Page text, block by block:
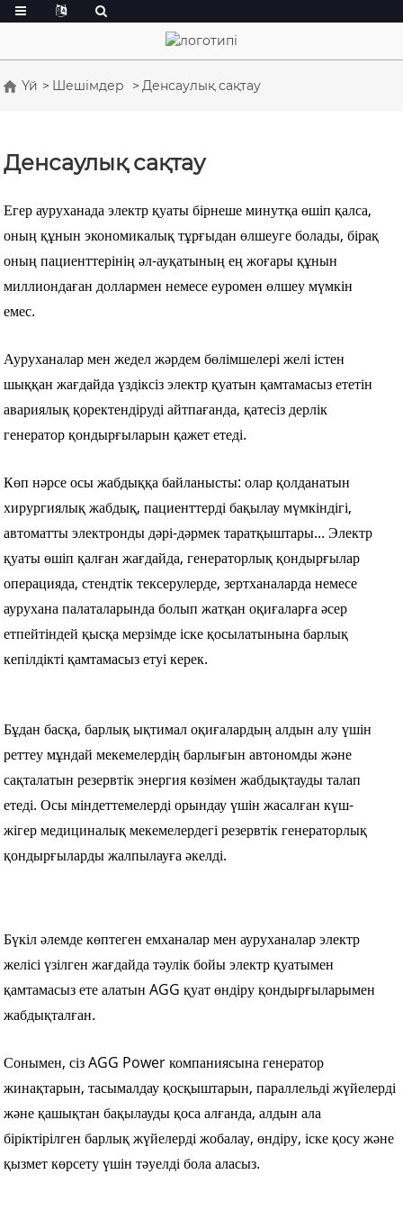
Үй Шешімдер Денсаулық сақтау
Денсаулық сақтау
Егер ауруханада электр қуаты бірнеше минутқа өшіп қалса,
оның құнын экономикалық тұрғыдан өлшеуге болады, бірақ
оның пациенттерінің әл-ауқатының ең жоғары құнын
миллиондаған доллармен немесе еуромен өлшеу мүмкін
емес.
Ауруханалар мен жедел жәрдем бөлімшелері желі істен
шыққан жағдайда үздіксіз электр қуатын қамтамасыз ететін
авариялық қоректендіруді айтпағанда, қатесіз дерлік
генератор қондырғыларын қажет етеді.
Көп нәрсе осы жабдыққа байланысты: олар қолданатын
хирургиялық жабдық, пациенттерді бақылау мүмкіндігі,
автоматты электронды дәрі-дәрмек таратқыштары... Электр
қуаты өшіп қалған жағдайда, генераторлық қондырғылар
операцияда, стендтік тексерулерде, зертханаларда немесе
аурухана палаталарында болып жатқан оқиғаларға әсер
етпейтіндей қысқа мерзімде іске қосылатынына барлық
кепілдікті қамтамасыз етуі керек.
Бұдан басқа, барлық ықтимал оқиғалардың алдын алу үшін
реттеу мұндай мекемелердің барлығын автономды және
сақталатын резервтік энергия көзімен жабдықтауды талап
етеді. Осы міндеттемелерді орындау үшін жасалған күш-
жігер медициналық мекемелердегі резервтік генераторлық
қондырғыларды жалпылауға әкелді.
Бүкіл әлемде көптеген емханалар мен ауруханалар электр
желісі үзілген жағдайда тәулік бойы электр қуатымен
қамтамасыз ете алатын AGG қуат өндіру қондырғыларымен
жабдықталған.
Сонымен, сіз AGG Power компаниясына генератор
жинақтарын, тасымалдау қосқыштарын, параллельді жүйелерді
және қашықтан бақылауды қоса алғанда, алдын ала
біріктірілген барлық жүйелерді жобалау, өндіру, іске қосу және
қызмет көрсету үшін тәуелді бола аласыз.